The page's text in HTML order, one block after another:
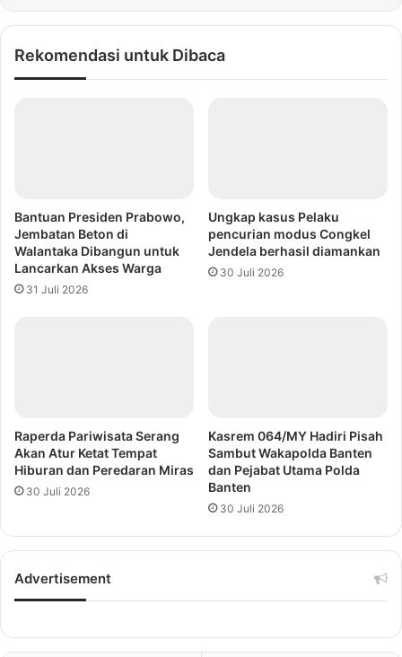
Rekomendasi untuk Dibaca
Bantuan Presiden Prabowo,
Jembatan Beton di
Walantaka Dibangun untuk
Lancarkan Akses Warga
31 Juli 2026
Ungkap kasus Pelaku
pencurian modus Congkel
Jendela berhasil diamankan
30 Juli 2026
Raperda Pariwisata Serang
Akan Atur Ketat Tempat
Hiburan dan Peredaran Miras
30 Juli 2026
Kasrem 064/MY Hadiri Pisah
Sambut Wakapolda Banten
dan Pejabat Utama Polda
Banten
30 Juli 2026
Advertisement